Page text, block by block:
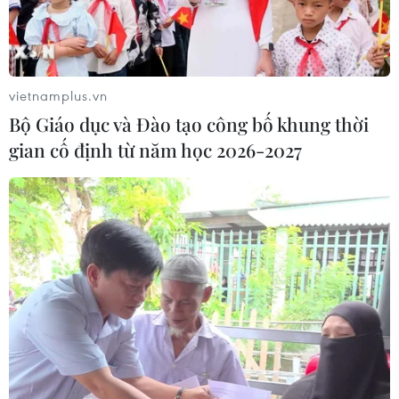
nữ nghi phạm bị bắt giữ
05/08/2026 15:07
Xem thêm
CƠ QUAN CHỦ QUẢN: THÔNG TẤN XÃ VIỆT NAM
Tổng Biên tập: TRẦN TIẾN DUẨN
Phó Tổng Biên tập: NGUYỄN THỊ TÁM, KHÚC THANH
THỦY
Sở hữu trí tuệ
Quy định sử dụng
vietnamplus.vn
Bộ Giáo dục và Đào tạo công bố khung thời
gian cố định từ năm học 2026-2027